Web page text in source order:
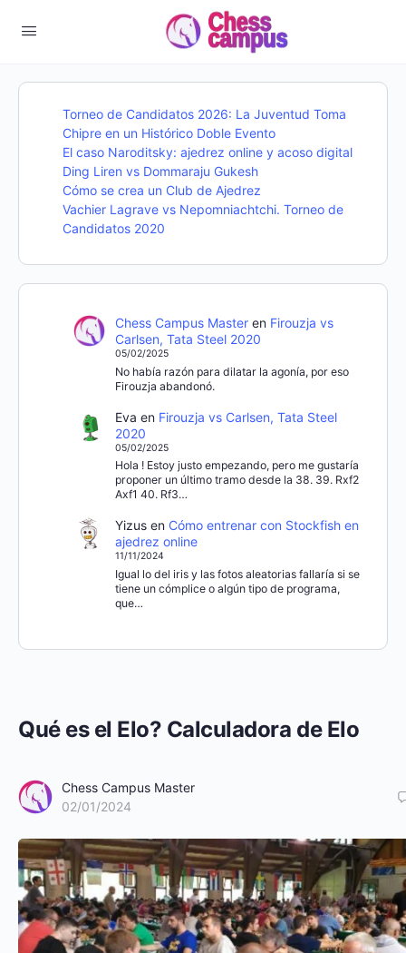
Qué es el Elo? Calculadora de Elo
Chess Campus Master
02/01/2024
Torneo de Candidatos 2026: La Juventud Toma
Chipre en un Histórico Doble Evento
El caso Naroditsky: ajedrez online y acoso digital
Ding Liren vs Dommaraju Gukesh
Cómo se crea un Club de Ajedrez
Vachier Lagrave vs Nepomniachtchi. Torneo de
Candidatos 2020
Chess Campus Masteren Firouzja vs
Carlsen, Tata Steel 2020
05/02/2025
No había razón para dilatar la agonía, por eso
Firouzja abandonó.
Eva en Firouzja vs Carlsen, Tata Steel
2020
05/02/2025
Hola ! Estoy justo empezando, pero me gustaría
proponer un último tramo desde la 38. 39. Rxf2
Axf1 40. Rf3…
Yizusen Cómo entrenar con Stockfish en
ajedrez online
11/11/2024
Igual lo del iris y las fotos aleatorias fallaría si se
tiene un cómplice o algún tipo de programa,
que…